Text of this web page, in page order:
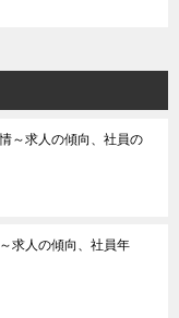
～求人の傾向、社員の
求人の傾向、社員年